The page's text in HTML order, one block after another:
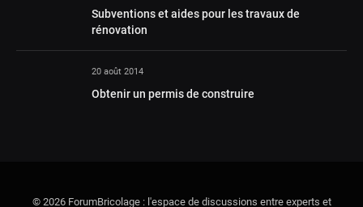
Subventions et aides pour les travaux de
rénovation
20 août 2014
Obtenir un permis de construire
© 2026 ForumBricolage : l'espace de discussions entre experts et